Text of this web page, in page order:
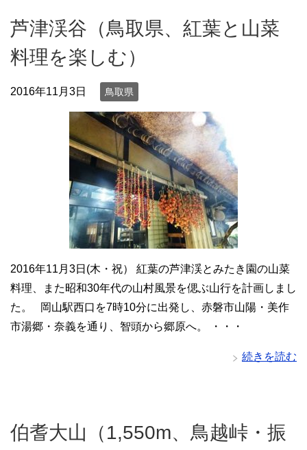
芦津渓谷（鳥取県、紅葉と山菜
料理を楽しむ）
2016年11月3日 鳥取県
2016年11月3日(木・祝） 紅葉の芦津渓とみたき園の山菜
料理、また昭和30年代の山村風景を偲ぶ山行を計画しまし
た。 岡山駅西口を7時10分に出発し、赤磐市山陽・美作
市湯郷・奈義を通り、智頭から郷原へ。 ・・・
続きを読む
伯耆大山（1,550m、鳥越峠・振